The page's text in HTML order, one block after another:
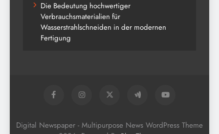
Die Bedeutung hochwertiger
Verbrauchsmaterialien für
Wasserstrahlschneiden in der modernen
Fertigung
Digital Newspaper - Multipurpose News WordPress Theme